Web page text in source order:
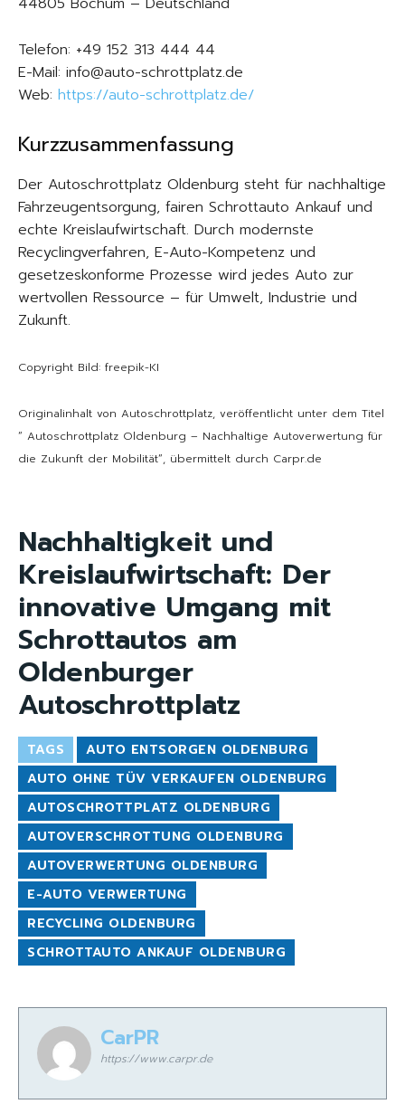
Telefon: +49 152 313 444 44
E-Mail: info@auto-schrottplatz.de
Web: https://auto-schrottplatz.de/
Kurzzusammenfassung
Der Autoschrottplatz Oldenburg steht für nachhaltige
Fahrzeugentsorgung, fairen Schrottauto Ankauf und
echte Kreislaufwirtschaft. Durch modernste
Recyclingverfahren, E-Auto-Kompetenz und
gesetzeskonforme Prozesse wird jedes Auto zur
wertvollen Ressource – für Umwelt, Industrie und
Zukunft.
Copyright Bild: freepik-KI
Originalinhalt von Autoschrottplatz, veröffentlicht unter dem Titel
“ Autoschrottplatz Oldenburg – Nachhaltige Autoverwertung für
die Zukunft der Mobilität“, übermittelt durch Carpr.de
Nachhaltigkeit und
Kreislaufwirtschaft: Der
innovative Umgang mit
Schrottautos am
Oldenburger
Autoschrottplatz
TAGS
AUTO ENTSORGEN OLDENBURG
AUTO OHNE TÜV VERKAUFEN OLDENBURG
AUTOSCHROTTPLATZ OLDENBURG
AUTOVERSCHROTTUNG OLDENBURG
AUTOVERWERTUNG OLDENBURG
E-AUTO VERWERTUNG
RECYCLING OLDENBURG
SCHROTTAUTO ANKAUF OLDENBURG
CarPR
https://www.carpr.de